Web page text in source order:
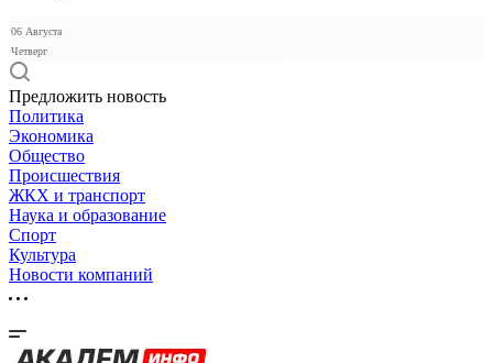
06 Августа
Четверг
Предложить новость
Политика
Экономика
Общество
Происшествия
ЖКХ и транспорт
Наука и образование
Спорт
Культура
Новости компаний